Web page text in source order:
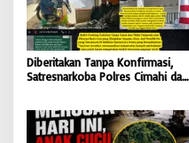
Diberitakan Tanpa Konfirmasi,
Satresnarkoba Polres Cimahi dan